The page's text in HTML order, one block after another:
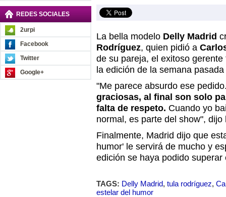
REDES SOCIALES
2urpi
Facebook
Twitter
Google+
La bella modelo Delly Madrid
Rodríguez, quien pidió a
de su pareja, el exitoso gerente
la edición de la semana
"Me parece absurdo ese
graciosas, al final son solo
falta de respeto. Cuando yo
normal, es parte del show",
Finalmente, Madrid dijo que
humor' le servirá de mucho y
edición se haya podido
TAGS: Delly Madrid, tula rodríguez,
estelar del humor